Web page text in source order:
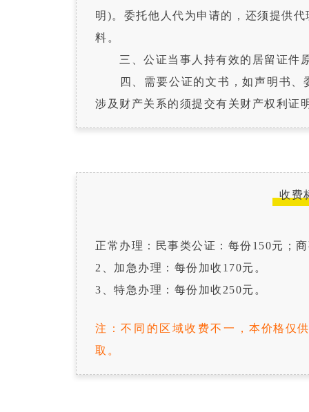
明)。委托他人代为申请的，还须提供
料。
三、公证当事人持有效的居留证件
四、需要公证的文书，如声明书、
涉及财产关系的须提交有关财产权利证
收费
正常办理：民事类公证：每份150元；
2、加急办理：每份加收170元。
3、特急办理：每份加收250元。
注：不同的区域收费不一，本价格仅
取。